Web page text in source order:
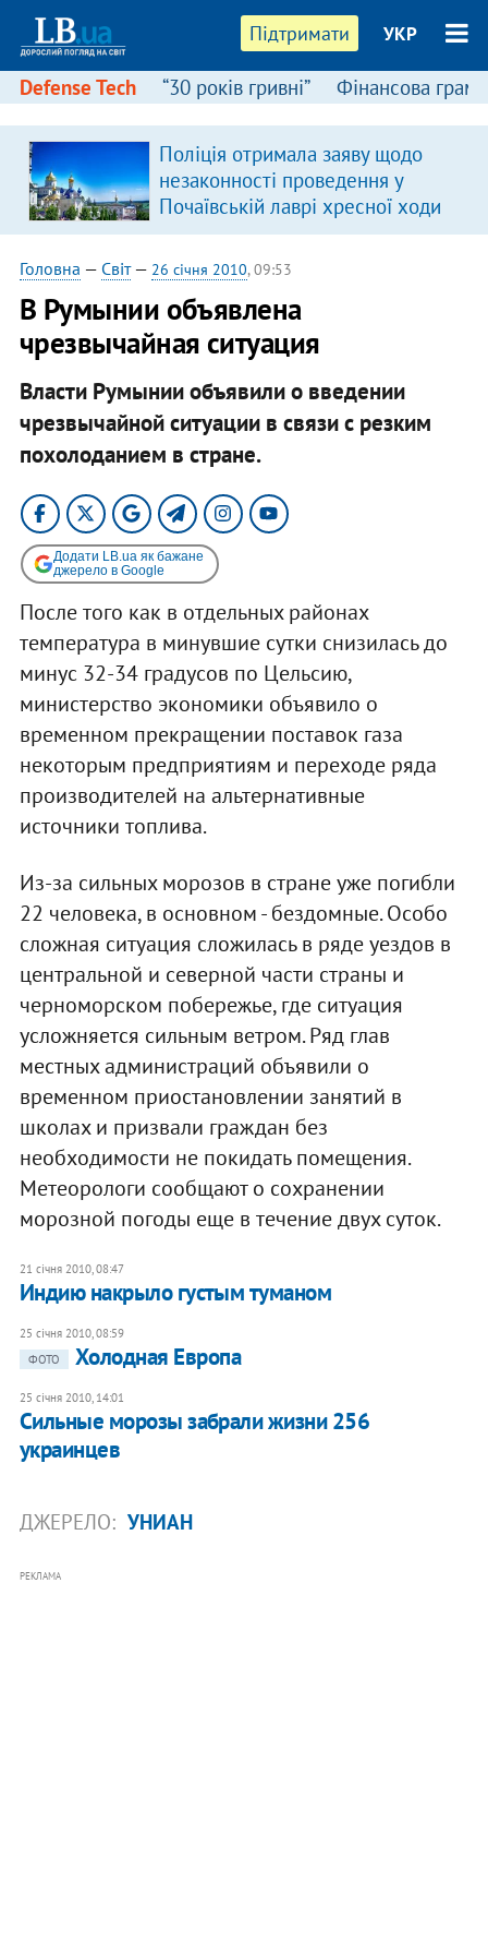
Підтримати УКР
Defense Tech “30 років гривні” Фінансова
Поліція отримала заяву щодо
незаконності проведення у
Почаївській лаврі хресної ходи
Головна — Світ— 26 січня 2010, 09:53
В Румынии объявлена
чрезвычайная ситуация
Власти Румынии объявили о введении
чрезвычайной ситуации в связи с резким
похолоданием в стране.
Додати LB.ua як бажане
джерело в Google
После того как в отдельных районах
температура в минувшие сутки снизилась до
минус 32-34 градусов по Цельсию,
министерство экономики объявило о
временном прекращении поставок газа
некоторым предприятиям и переходе ряда
производителей на альтернативные
источники топлива.
Из-за сильных морозов в стране уже погибли
22 человека, в основном - бездомные. Особо
сложная ситуация сложилась в ряде уездов в
центральной и северной части страны и
черноморском побережье, где ситуация
усложняется сильным ветром. Ряд глав
местных администраций объявили о
временном приостановлении занятий в
школах и призвали граждан без
необходимости не покидать помещения.
Метеорологи сообщают о сохранении
морозной погоды еще в течение двух суток.
21 січня 2010, 08:47
Индию накрыло густым туманом
25 січня 2010, 08:59
ФОТО
Холодная Европа
25 січня 2010, 14:01
Сильные морозы забрали жизни 256
украинцев
ДЖЕРЕЛО: УНИАН
РЕКЛАМА